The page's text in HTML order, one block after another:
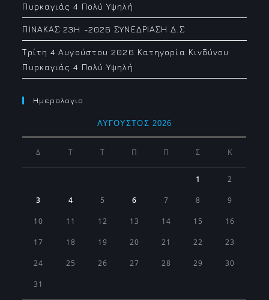
Πυρκαγιάς 4 Πολύ Υψηλή
ΠΙΝΑΚΑΣ 23H -2026 ΣΥΝΕΔΡΙΑΣΗ Δ.Σ
Τρίτη 4 Αυγούστου 2026 Κατηγορία Κινδύνου
Πυρκαγιάς 4 Πολύ Υψηλή
Ημερολογιο
ΑΎΓΟΥΣΤΟΣ 2026
Δ Τ Τ Π Π Σ Κ
1 2
3 4 5 6 7 8 9
10 11 12 13 14 15 16
17 18 19 20 21 22 23
24 25 26 27 28 29 30
31